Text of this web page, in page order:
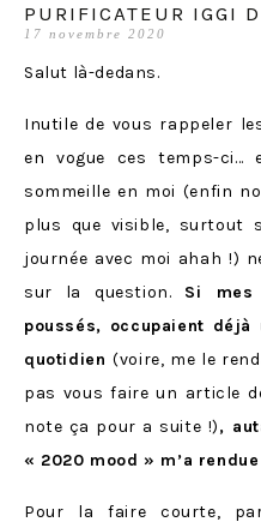
PURIFICATEUR IGGI
17 novembre 2020
Salut là-dedans.
Inutile de vous rappeler
en vogue ces temps-ci…
sommeille en moi (enfin
plus que visible, surtout
journée avec moi ahah !)
sur la question. Si mes
poussés, occupaient
quotidien(voire, me le
pas vous faire un article
note ça pour a suite !),
« 2020 mood » m’a
Pour la faire courte,